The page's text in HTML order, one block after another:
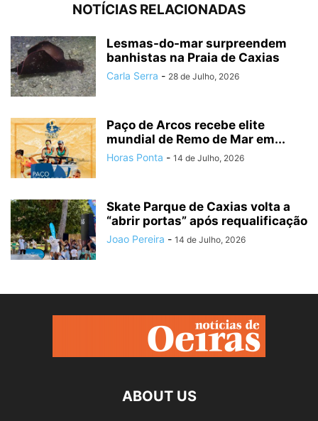
NOTÍCIAS RELACIONADAS
Lesmas-do-mar surpreendem
banhistas na Praia de Caxias
Carla Serra - 28 de Julho, 2026
Paço de Arcos recebe elite
mundial de Remo de Mar em...
Horas Ponta - 14 de Julho, 2026
Skate Parque de Caxias volta a
“abrir portas” após requalificação
Joao Pereira - 14 de Julho, 2026
ABOUT US